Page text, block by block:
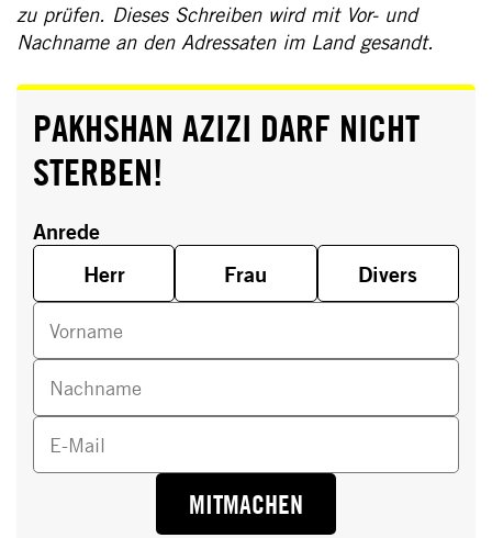
zu prüfen. Dieses Schreiben wird mit Vor- und
Nachname an den Adressaten im Land gesandt.
PAKHSHAN AZIZI DARF NICHT
STERBEN!
Anrede
Herr
Frau Divers
Vorname
Nachname
E-Mail
MITMACHEN